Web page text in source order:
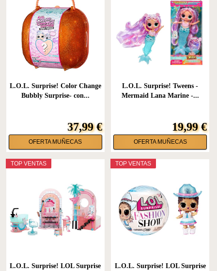
L.O.L. Surprise! Color Change
Bubbly Surprise- con...
37,99 €
OFERTA MUÑECAS
L.O.L. Surprise! Tweens -
Mermaid Lana Marine -...
19,99 €
OFERTA MUÑECAS
TOP VENTAS
L.O.L. Surprise! LOL Surprise
TOP VENTAS
L.O.L. Surprise! LOL Surprise